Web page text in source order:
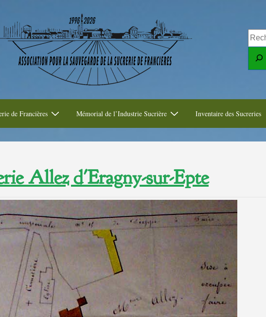
de Francières Mémorial de l’Industrie Sucrière Inventaire des Sucreries
Allez d'Eragny-sur-Epte